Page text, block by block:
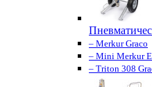
– Merkur Graco
– Mini Merkur
– Triton 308